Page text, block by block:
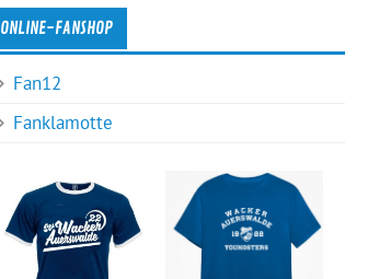
ONLINE-FANSHOP
Fan12
Fanklamotte